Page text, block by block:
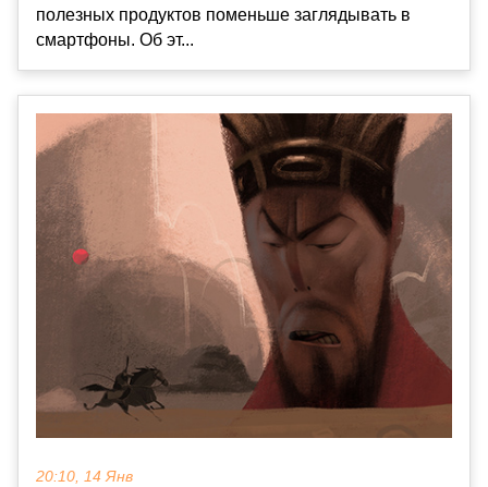
полезных продуктов поменьше заглядывать в
смартфоны. Об эт...
20:10, 14 Янв